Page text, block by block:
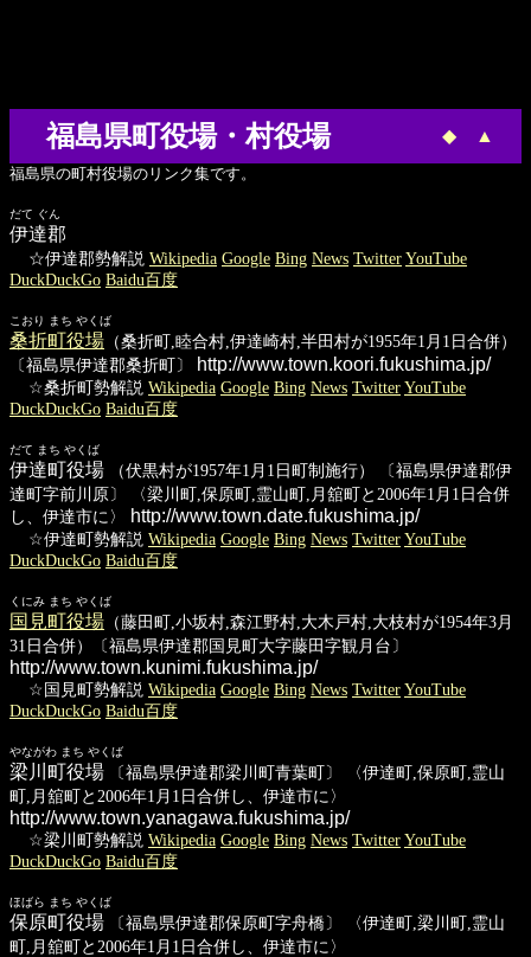
福島県町役場・村役場 ◆ ▲
福島県の町村役場のリンク集です。
だて ぐん
伊達郡
☆伊達郡勢解説 Wikipedia Google Bing News Twitter YouTube
DuckDuckGo Baidu百度
こおり まち やくば
桑折町役場 （桑折町,睦合村,伊達崎村,半田村が1955年1月1日合併）
〔福島県伊達郡桑折町〕
http://www.town.koori.fukushima.jp/
☆桑折町勢解説 Wikipedia Google Bing News Twitter YouTube
DuckDuckGo Baidu百度
だて まち やくば
伊達町役場 （伏黒村が1957年1月1日町制施行） 〔福島県伊達郡伊
達町字前川原〕 〈梁川町,保原町,霊山町,月舘町と2006年1月1日合併
し、伊達市に〉
http://www.town.date.fukushima.jp/
☆伊達町勢解説 Wikipedia Google Bing News Twitter YouTube
DuckDuckGo Baidu百度
くにみ まち やくば
国見町役場 （藤田町,小坂村,森江野村,大木戸村,大枝村が1954年3月
31日合併）〔福島県伊達郡国見町大字藤田字観月台〕
http://www.town.kunimi.fukushima.jp/
☆国見町勢解説 Wikipedia Google Bing News Twitter YouTube
DuckDuckGo Baidu百度
やながわ まち やくば
梁川町役場 〔福島県伊達郡梁川町青葉町〕 〈伊達町,保原町,霊山
町,月舘町と2006年1月1日合併し、伊達市に〉
http://www.town.yanagawa.fukushima.jp/
☆梁川町勢解説 Wikipedia Google Bing News Twitter YouTube
DuckDuckGo Baidu百度
ほばら まち やくば
保原町役場 〔福島県伊達郡保原町字舟橋〕 〈伊達町,梁川町,霊山
町,月舘町と2006年1月1日合併し、伊達市に〉